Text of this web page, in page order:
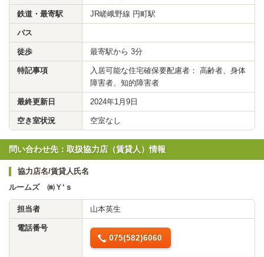
鉄道・最寄駅 JR嵯峨野線 円町駅
バス
徒歩 最寄駅から 3分
特記事項
入居可能な住宅確保要配慮者： 高齢者、身体
障害者、知的障害者
最終更新日 2024年1月9日
空き室状況 空室なし
問い合わせ先：取扱協力店（賃貸人）情報
協力店名/賃貸人氏名
ルームズ ㈱Ｙ‘ｓ
担当者 山本英生
電話番号
075(582)6060